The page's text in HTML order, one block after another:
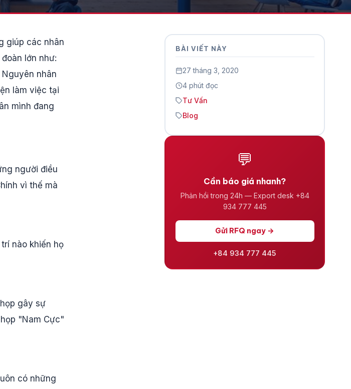
giúp các nhân
lớn như:
nhân
làm việc tại
mình đang
người điều
vì thế mà
nào khiến họ
gây sự
"Nam Cực"
có những
BÀI VIẾT NÀY
27 tháng 3, 2020
4 phút đọc
Tư Vấn
Blog
💬
Cần báo giá nhanh?
Phản hồi trong 24h — Export desk +84
934 777 445
Gửi RFQ ngay →
+84 934 777 445